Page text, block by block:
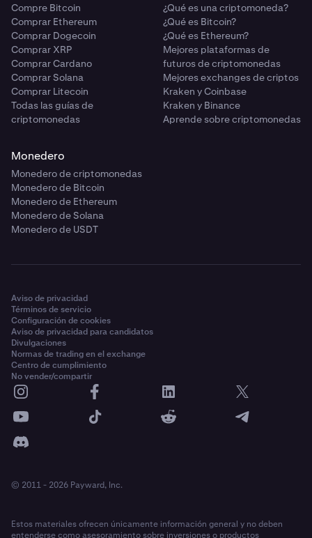
Compre Bitcoin
Comprar Ethereum
Comprar Dogecoin
Comprar XRP
Comprar Cardano
Comprar Solana
Comprar Litecoin
Todas las guías de
criptomonedas
¿Qué es una criptomoneda?
¿Qué es Bitcoin?
¿Qué es Ethereum?
Mejores plataformas de
futuros de criptomonedas
Mejores exchanges de criptos
Kraken y Coinbase
Kraken y Binance
Aprende sobre criptomonedas
Monedero
Monedero de criptomonedas
Monedero de Bitcoin
Monedero de Ethereum
Monedero de Solana
Monedero de USDT
Aviso de privacidad
Términos de servicio
Configuración de cookies
Aviso de privacidad para candidatos
Divulgaciones
Normas de trading en el exchange
Centro de cumplimiento
No vender/compartir
© 2011 - 2026 Payward, Inc.
Estos materiales ofrecen únicamente información general y no deben
entenderse como asesoramiento sobre inversiones o productos